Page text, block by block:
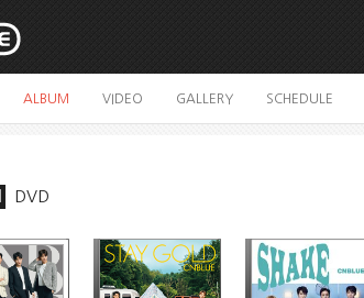
ALBUM VIDEO GALLERY SCHEDULE
DVD